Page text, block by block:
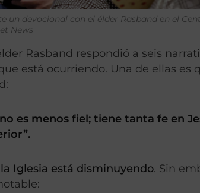
un devocional con el élder Rasband en el
News
Rasband respondió a seis
está ocurriendo. Una de ellas es
es menos fiel; tiene tanta fe en
la Iglesia está disminuyendo. Sin